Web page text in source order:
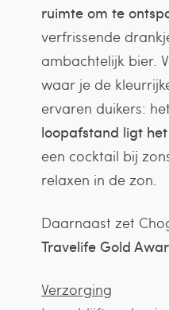
ruimte om te
verfrissende
ambachtelijk bier.
waar je de
ervaren duikers:
loopafstand ligt
een cocktail bij
relaxen in de zon.
Daarnaast zet
Travelife Gold
Verzorging